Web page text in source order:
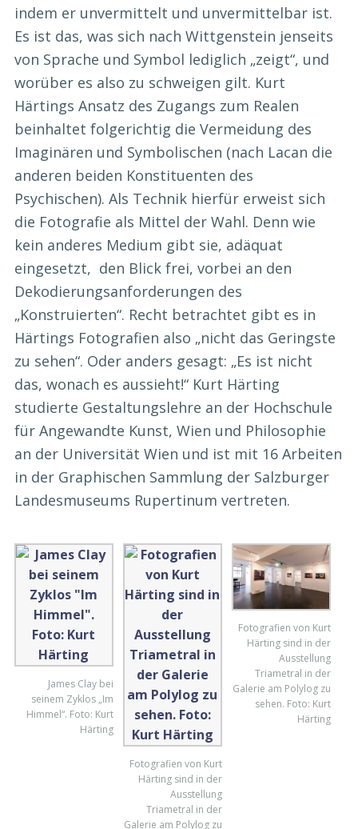
indem er unvermittelt und unvermittelbar ist.
Es ist das, was sich nach Wittgenstein jenseits
von Sprache und Symbol lediglich „zeigt“, und
worüber es also zu schweigen gilt. Kurt
Härtings Ansatz des Zugangs zum Realen
beinhaltet folgerichtig die Vermeidung des
Imaginären und Symbolischen (nach Lacan die
anderen beiden Konstituenten des
Psychischen). Als Technik hierfür erweist sich
die Fotografie als Mittel der Wahl. Denn wie
kein anderes Medium gibt sie, adäquat
eingesetzt, den Blick frei, vorbei an den
Dekodierungsanforderungen des
„Konstruierten“. Recht betrachtet gibt es in
Härtings Fotografien also „nicht das Geringste
zu sehen“. Oder anders gesagt: „Es ist nicht
das, wonach es aussieht!“ Kurt Härting
studierte Gestaltungslehre an der Hochschule
für Angewandte Kunst, Wien und Philosophie
an der Universität Wien und ist mit 16 Arbeiten
in der Graphischen Sammlung der Salzburger
Landesmuseums Rupertinum vertreten.
James Clay bei
seinem Zyklos „Im
Himmel“. Foto: Kurt
Härting
Fotografien von Kurt
Härting sind in der
Ausstellung
Triametral in der
Galerie am Polylog zu
Fotografien von Kurt
Härting sind in der
Ausstellung
Triametral in der
Galerie am Polylog zu
sehen. Foto: Kurt
Härting